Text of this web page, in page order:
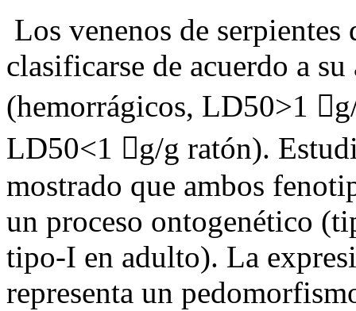
Los venenos de
clasificarse de acuerdo a
(hemorrágicos, LD50>1
LD50<1 g/g ratón).
mostrado que ambos
un proceso ontogenético
tipo-I en adulto). La
representa un